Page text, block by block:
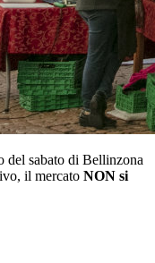
del sabato di Bellinzona
il mercato NON si